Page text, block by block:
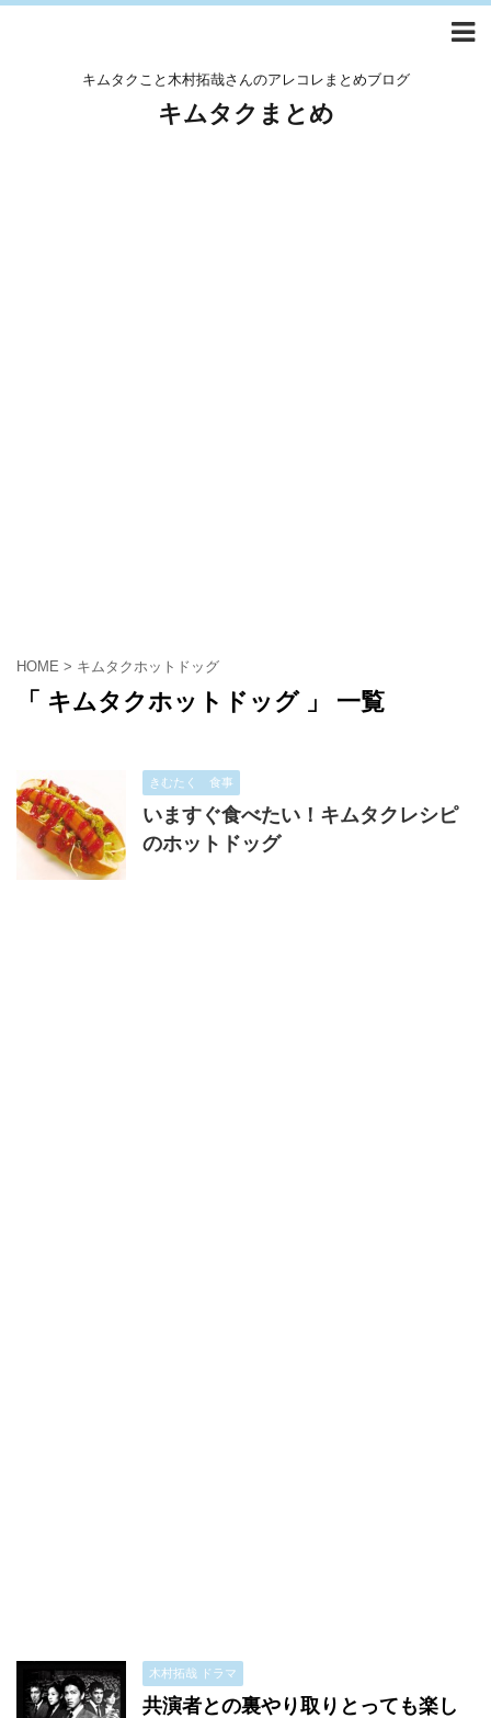
キムタクこと木村拓哉さんのアレコレまとめブログ
キムタクまとめ
HOME > キムタクホットドッグ
「 キムタクホットドッグ 」 一覧
きむたく 食事
いますぐ食べたい！キムタクレシピ
のホットドッグ
木村拓哉 ドラマ
共演者との裏やり取りとっても楽し